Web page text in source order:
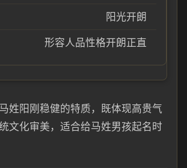
阳光开朗
形容人品性格开朗正直
姓阳刚稳健的特质，既体现高贵气
文化审美，适合给马姓男孩起名时